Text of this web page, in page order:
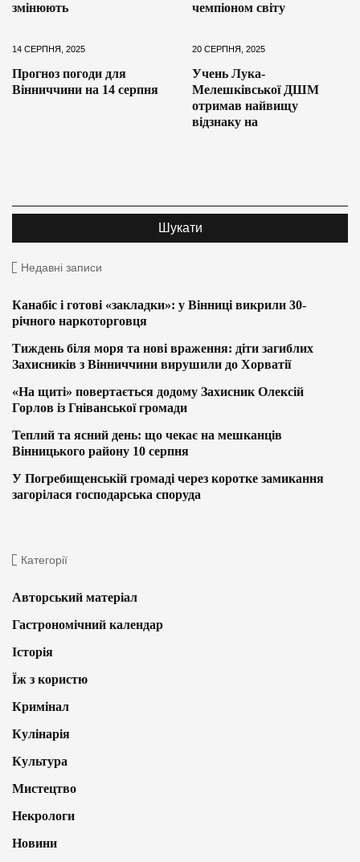
змінюють
чемпіоном світу
14 СЕРПНЯ, 2025
Прогноз погоди для
Вінниччини на 14 серпня
20 СЕРПНЯ, 2025
Учень Лука-
Мелешківської ДШМ
отримав найвищу
відзнаку на
Недавні записи
Канабіс і готові «закладки»: у Вінниці викрили 30-
річного наркоторговця
Тиждень біля моря та нові враження: діти загиблих
Захисників з Вінниччини вирушили до Хорватії
«На щиті» повертається додому Захисник Олексій
Горлов із Гніванської громади
Теплий та ясний день: що чекає на мешканців
Вінницького району 10 серпня
У Погребищенській громаді через коротке замикання
загорілася господарська споруда
Категорії
Авторський матеріал
Гастрономічний календар
Історія
Їж з користю
Кримінал
Кулінарія
Культура
Мистецтво
Некрологи
Новини